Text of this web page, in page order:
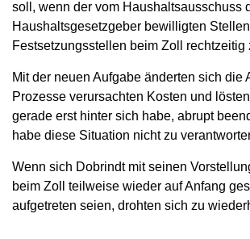
soll, wenn der vom Haushaltsausschuss
Haushaltsgesetzgeber bewilligten
Festsetzungsstellen beim Zoll
Mit der neuen Aufgabe änderten sich
Prozesse verursachten Kosten und
gerade erst hinter sich habe, abrupt
habe diese Situation nicht zu
Wenn sich Dobrindt mit seinen
beim Zoll teilweise wieder auf Anfang
aufgetreten seien, drohten sich zu